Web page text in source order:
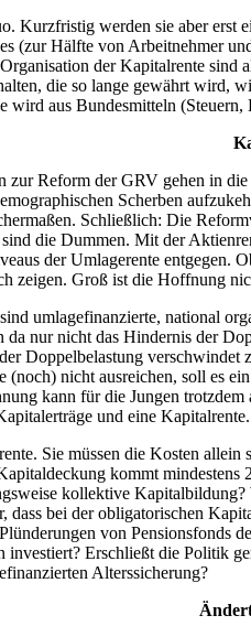
Kurzfristig werden sie aber
(zur Hälfte von Arbeitnehmer
der Kapitalrente
die so lange gewährt wird,
aus Bundesmitteln
zur Reform der GRV gehen in
Scherben
Schließlich: Die
die Dummen. Mit der
der Umlagerente
zeigen. Groß ist die Hoffnung
umlagefinanzierte, national
nur nicht das Hindernis der
Doppelbelastung
nicht ausreichen, soll es
kann für die Jungen
und eine
Sie müssen die Kosten
kommt
kollektive
dass bei der obligatorischen
von
investiert? Erschließt die Politik
Alterssicherung?